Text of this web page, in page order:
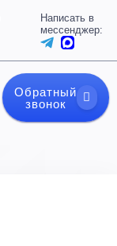
Написать в
мессенджер:
Обратный
звонок